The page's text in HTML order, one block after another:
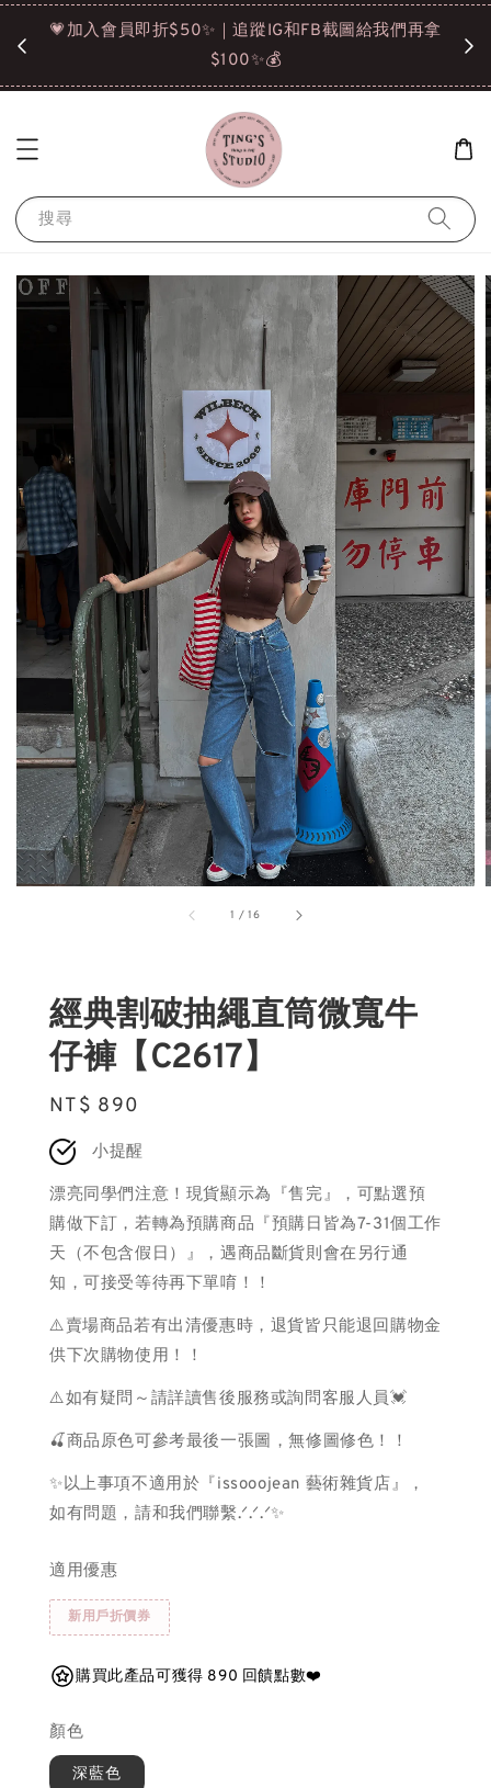
選
💗加入會員即折$50✨｜追蹤IG和FB截圖給我們再拿
$100✨💰
搜尋
1 /16
經典割破抽繩直筒微寬牛
仔褲【C2617】
Regular
price
NT$ 890
小提醒
漂亮同學們注意！現貨顯示為『售完』，可點選預
購做下訂，若轉為預購商品『預購日皆為7-31個工作
天（不包含假日）』，遇商品斷貨則會在另行通
知，可接受等待再下單唷！！
⚠️賣場商品若有出清優惠時，退貨皆只能退回購物金
供下次購物使用！！
⚠️如有疑問～請詳讀售後服務或詢問客服人員💓
🍒商品原色可參考最後一張圖，無修圖修色！！
✨以上事項不適用於『issooojean 藝術雜貨店』，
如有問題，請和我們聯繫.ᐟ.ᐟ.ᐟ✨
適用優惠
新用戶折價券
購買此產品可獲得 890 回饋點數❤️
顏色
深藍色